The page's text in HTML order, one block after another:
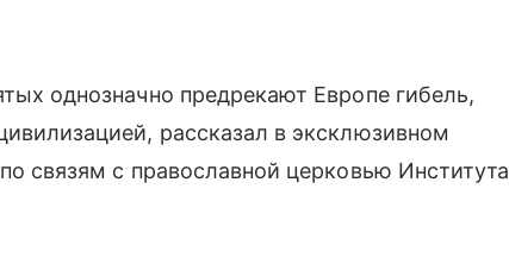
однозначно предрекают Европе гибель,
рассказал в эксклюзивном
связям с православной церковью Института